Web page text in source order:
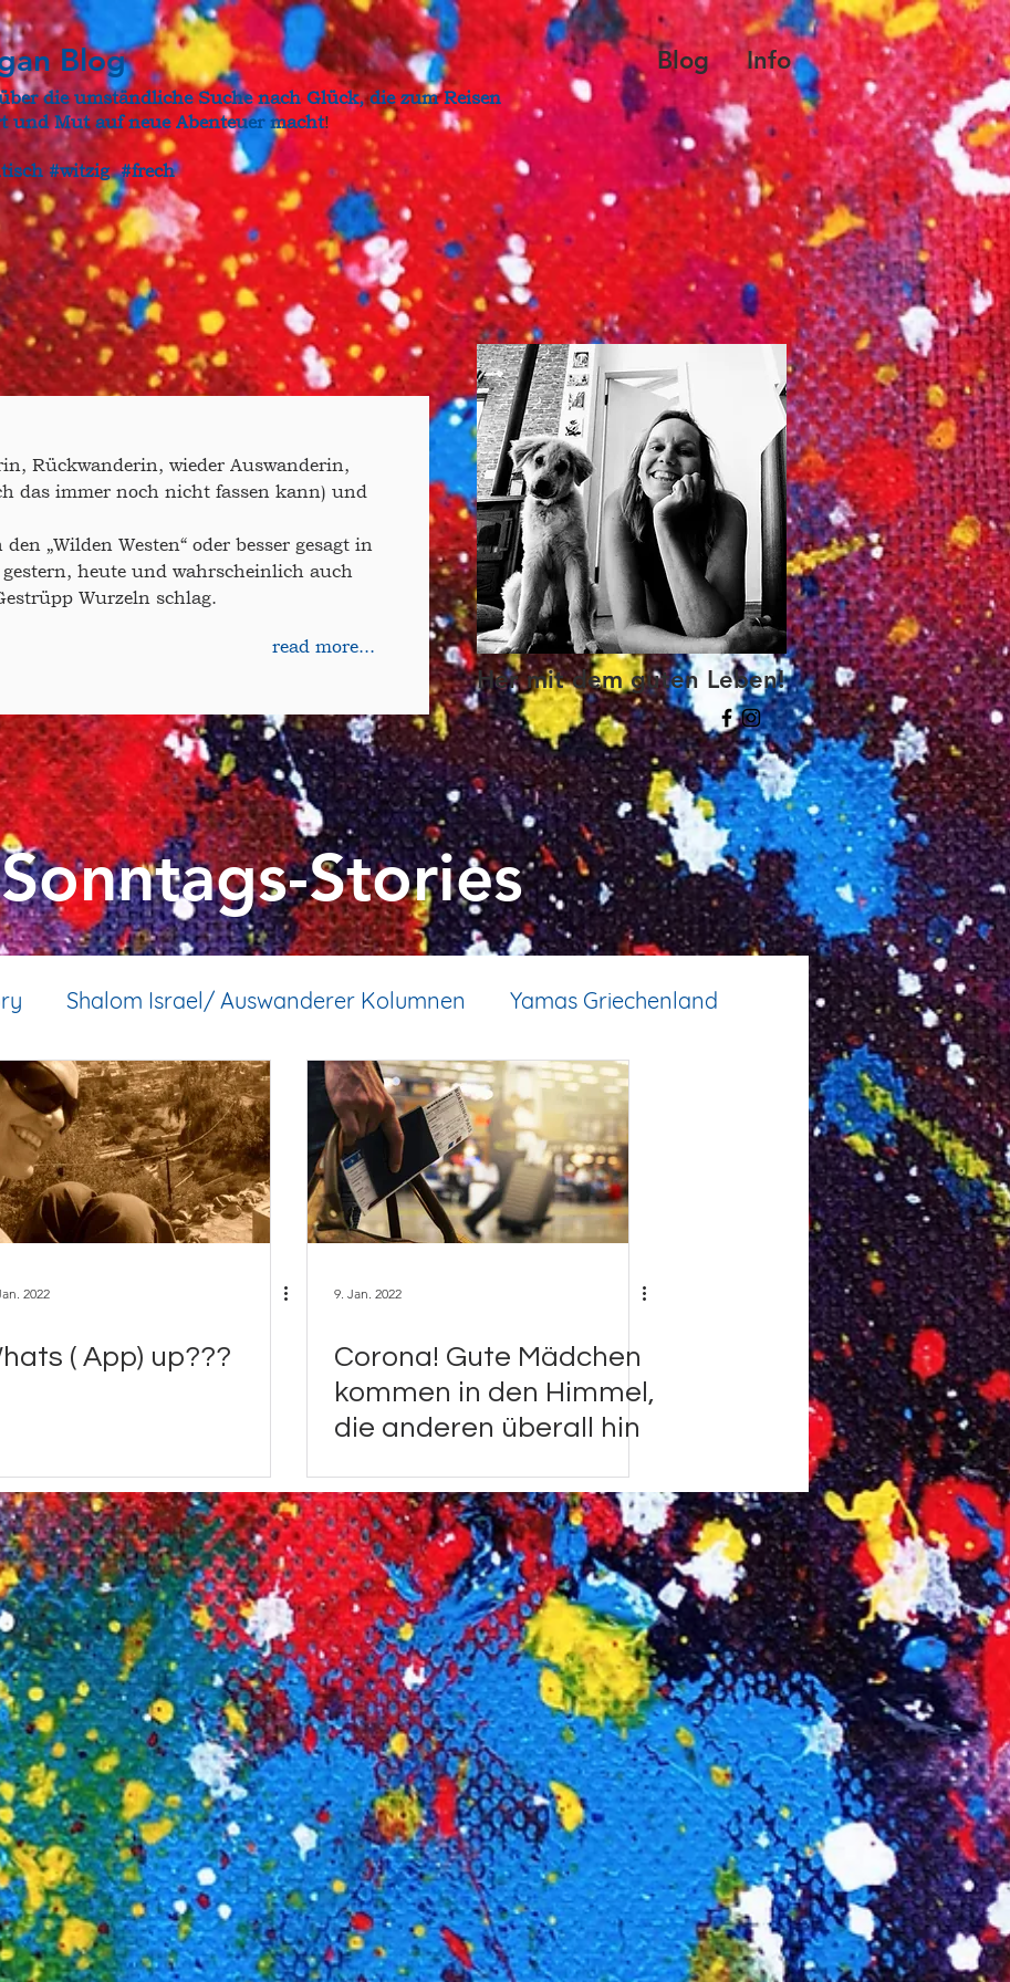
Blog
die umständliche Suche nach Glück, die zum Reisen
und Mut auf neue Abenteuer macht!
#witzig #frech
Blog Info
Rückwanderin, wieder Auswanderin,
das immer noch nicht fassen kann) und
„Wilden Westen“ oder besser gesagt in
heute und wahrscheinlich auch
Wurzeln schlag.
read more...
Her mit dem guten Leben!
Sonntags-Stories
Shalom Israel/ Auswanderer Kolumnen Yamas Griechenland
2022
( App) up???
9. Jan. 2022
Corona! Gute Mädchen
kommen in den Himmel,
die anderen überall hin